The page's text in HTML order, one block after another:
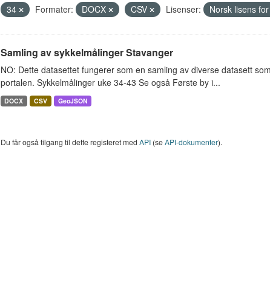
34
Formater: DOCX CSV Lisenser: Norsk lisens
Samling av sykkelmålinger Stavanger
NO: Dette datasettet fungerer som en samling av diverse datasett
portalen. Sykkelmålinger uke 34-43 Se også Første by i...
DOCX CSV GeoJSON
Du får også tilgang til dette registeret med API(seAPI-dokumenter).